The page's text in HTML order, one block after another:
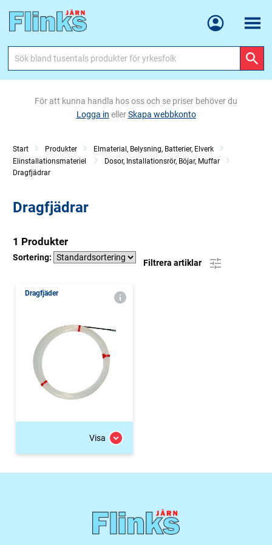
Meny
För att kunna handla hos oss och se priser behöver du
Logga in ellerSkapa webbkonto
Start Produkter
Elmaterial, Belysning, Batterier, Elverk
Elinstallationsmateriel
Dosor, Installationsrör, Böjar, Muffar
Dragfjädrar
Dragfjädrar
1 Produkter
Sortering:
Filtrera artiklar
Dragfjäder
Visa